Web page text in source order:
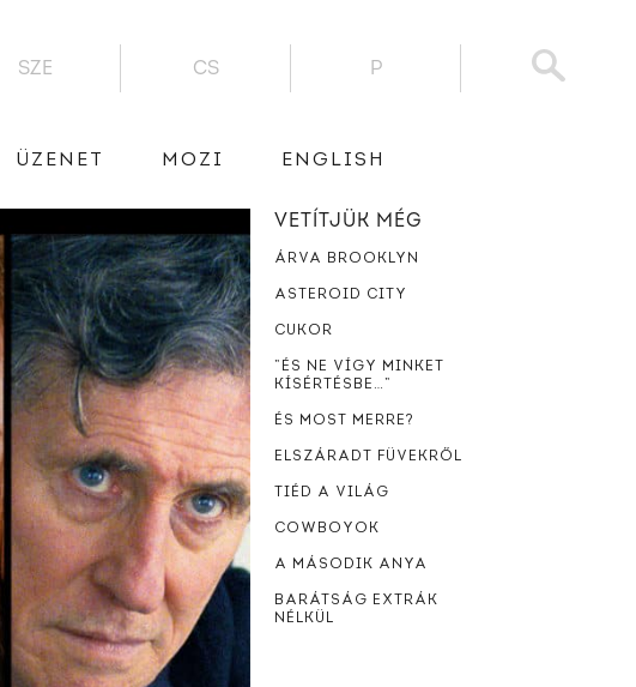
SZE CS P
ÜZENET MOZI ENGLISH
VETÍTJÜK MÉG
ÁRVA BROOKLYN
ASTEROID CITY
CUKOR
”ÉS NE VÍGY MINKET
KÍSÉRTÉSBE…”
ÉS MOST MERRE?
ELSZÁRADT FÜVEKRŐL
TIÉD A VILÁG
COWBOYOK
A MÁSODIK ANYA
BARÁTSÁG EXTRÁK
NÉLKÜL